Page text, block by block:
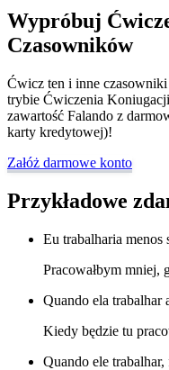
Wypróbuj
Czasowników
Ćwicz ten i inne
trybie Ćwiczenia
zawartość Falando z
karty kredytowej)!
Załóż darmowe konto
Przykładowe
Eu trabalharia menos
Pracowałbym mniej,
Quando ela trabalhar
Kiedy będzie tu
Quando ele